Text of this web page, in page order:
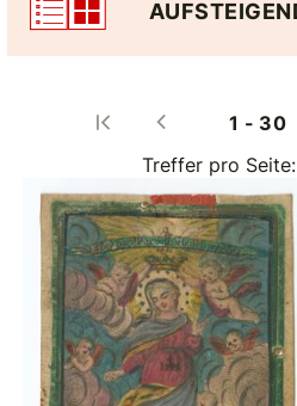
Treffer pro Seite: